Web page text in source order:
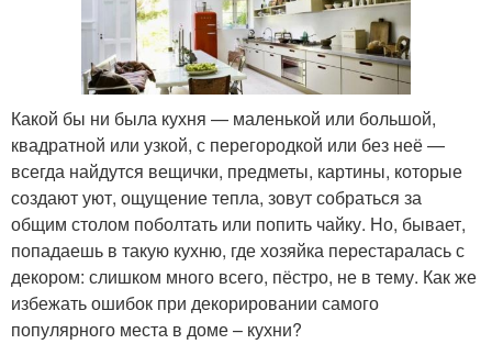
Какой бы ни была кухня — маленькой или большой,
квадратной или узкой, с перегородкой или без неё —
всегда найдутся вещички, предметы, картины, которые
создают уют, ощущение тепла, зовут собраться за
общим столом поболтать или попить чайку. Но, бывает,
попадаешь в такую кухню, где хозяйка перестаралась с
декором: слишком много всего, пёстро, не в тему. Как же
избежать ошибок при декорировании самого
популярного места в доме – кухни?